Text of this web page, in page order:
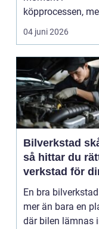
köpprocessen,
ha...
04 juni 2026
Bilverkstad
så hittar du
verkstad för
En bra
mer än bara en
där bilen lämnas